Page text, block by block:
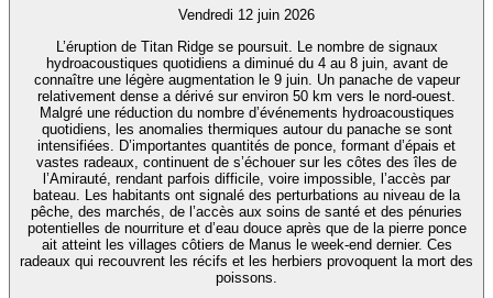
Vendredi 12 juin 2026
L’éruption de Titan Ridge se poursuit. Le nombre de signaux
hydroacoustiques quotidiens a diminué du 4 au 8 juin, avant de
connaître une légère augmentation le 9 juin. Un panache de vapeur
relativement dense a dérivé sur environ 50 km vers le nord-ouest.
Malgré une réduction du nombre d’événements hydroacoustiques
quotidiens, les anomalies thermiques autour du panache se sont
intensifiées. D’importantes quantités de ponce, formant d’épais et
vastes radeaux, continuent de s’échouer sur les côtes des îles de
l’Amirauté, rendant parfois difficile, voire impossible, l’accès par
bateau. Les habitants ont signalé des perturbations au niveau de la
pêche, des marchés, de l’accès aux soins de santé et des pénuries
potentielles de nourriture et d’eau douce après que de la pierre ponce
ait atteint les villages côtiers de Manus le week-end dernier. Ces
radeaux qui recouvrent les récifs et les herbiers provoquent la mort des
poissons.